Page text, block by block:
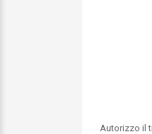
Autorizzo il